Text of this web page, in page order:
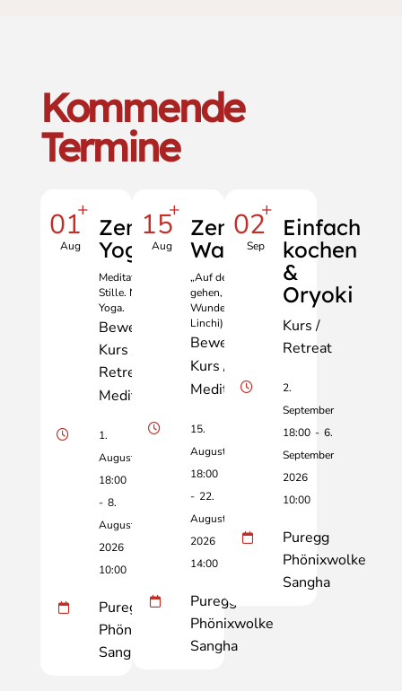
Kommende
Termine
01+
Aug
Zen &
Yoga
Meditation.
Stille. Natur.
Yoga.
Bewegung
Kurs /
Retreat
Meditation
1.
August
18:00
- 8.
August
2026
10:00
Puregg
Phönixwolke
Sangha
15+
Aug
Zen und
Wandern
„Auf der Erde zu
gehen, das ist das
Wunder.“ (Meister
Linchi)
Bewegung
Kurs / Retreat
Meditation
15.
August
18:00
- 22.
August
2026
14:00
Puregg
Phönixwolke
Sangha
02+
Sep
Einfach
kochen
&
Oryoki
Kurs /
Retreat
2.
September
18:00 - 6.
September
2026
10:00
Puregg
Phönixwolke
Sangha